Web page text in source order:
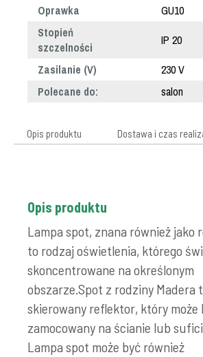
Oprawka
GU10
Stopień
szczelności
IP 20
Zasilanie (V)
230 V
Polecane do:
salon
Opis produktu Dostawa i czas
Opis produktu
Lampa spot, znana również jako
to rodzaj oświetlenia, którego
skoncentrowane na określonym
obszarze.Spot z rodziny Madera
skierowany reflektor, który może
zamocowany na ścianie lub
Lampa spot może być również